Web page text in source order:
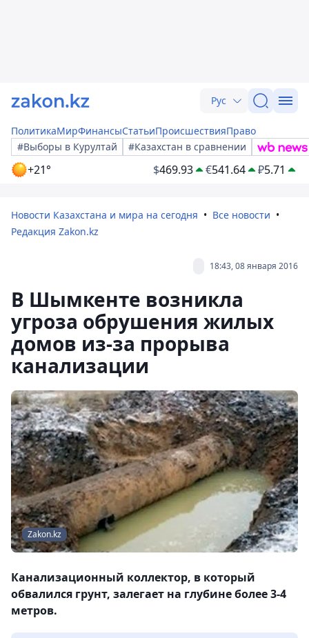
Рус
ПолитикаМирФинансыСтатьиПроисшествияПраво
#Выборы в Курултай
#Казахстан в сравнении
+21° $469.93 €541.64 ₽5.71
Новости Казахстана и мира на сегодня
Все новости
Редакция Zakon.kz
18:43, 08 января 2016
В Шымкенте возникла
угроза обрушения жилых
домов из-за прорыва
канализации
Zakon.kz
Канализационный коллектор, в который
обвалился грунт, залегает на глубине более 3-4
метров.